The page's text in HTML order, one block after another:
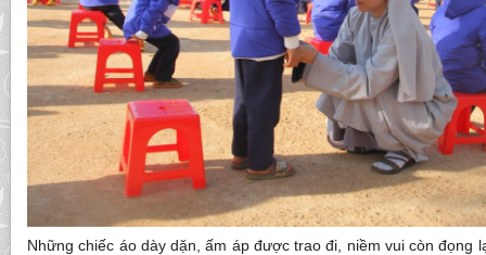
Những chiếc áo dày dặn, ấm áp được trao đi, niềm vui còn đọng